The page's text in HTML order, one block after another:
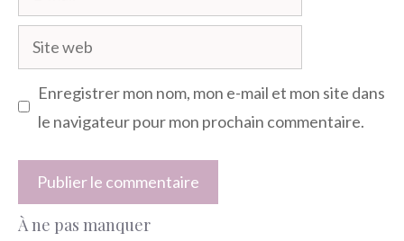
mail
Site
web
Enregistrer mon nom, mon e-mail et mon site dans
le navigateur pour mon prochain commentaire.
À ne pas manquer